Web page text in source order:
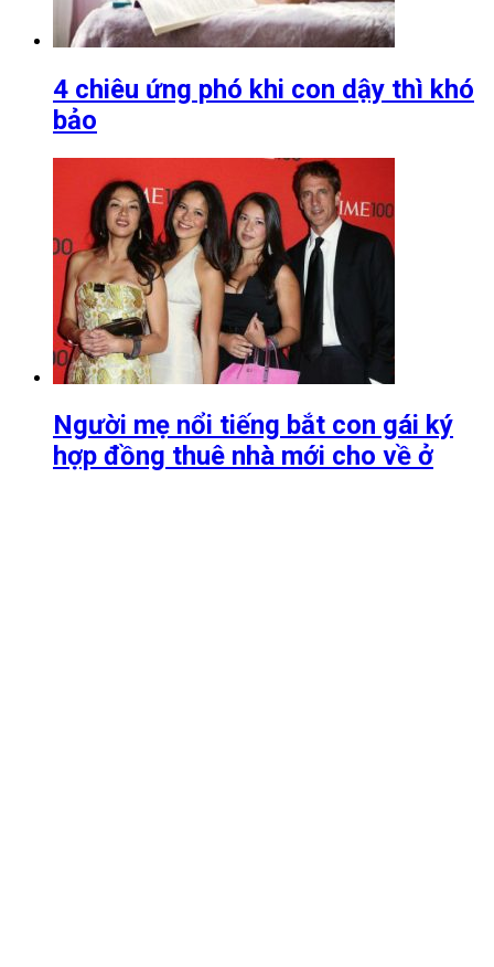
4 chiêu ứng phó khi con dậy thì khó
bảo
Người mẹ nổi tiếng bắt con gái ký
hợp đồng thuê nhà mới cho về ở